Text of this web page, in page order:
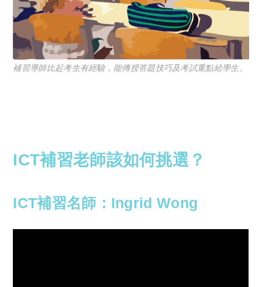
補習導師比起考生有經驗，能傳授答題技巧及考試重點給學生。
ICT補習老師該如何挑選？
ICT補習名師：Ingrid Wong